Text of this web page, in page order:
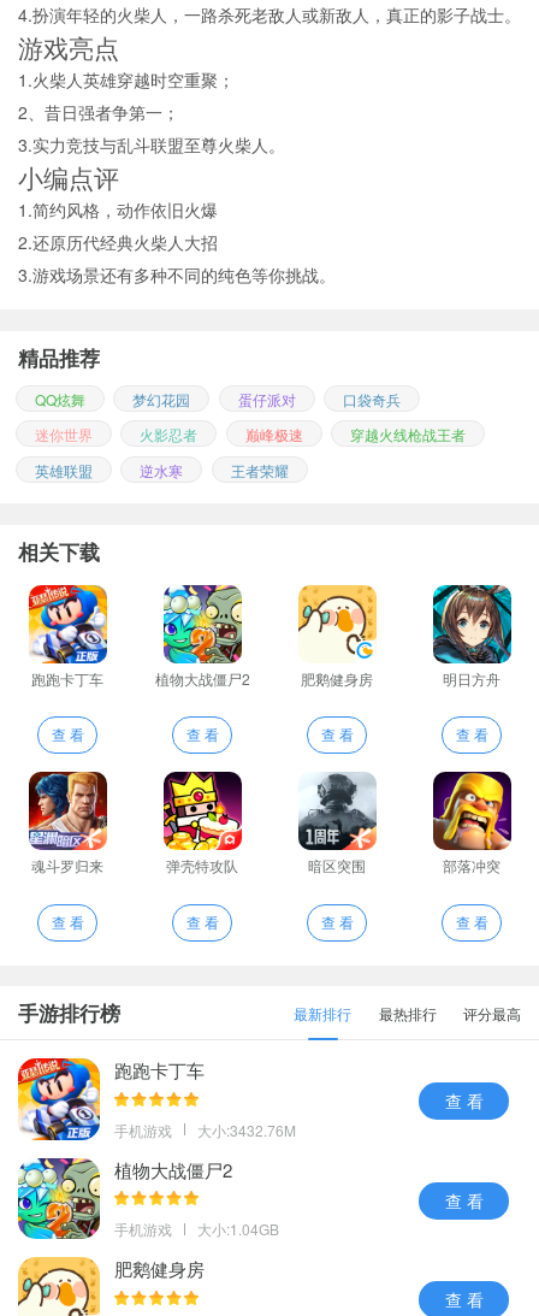
4.扮演年轻的火柴人，一路杀死老敌人或新敌人，真正的影子战士。
游戏亮点
1.火柴人英雄穿越时空重聚；
2、昔日强者争第一；
3.实力竞技与乱斗联盟至尊火柴人。
小编点评
1.简约风格，动作依旧火爆
2.还原历代经典火柴人大招
3.游戏场景还有多种不同的纯色等你挑战。
精品推荐
QQ炫舞 梦幻花园 蛋仔派对
口袋奇兵
迷你世界
火影忍者 巅峰极速
穿越火线枪战王者
英雄联盟
逆水寒 王者荣耀
相关下载
跑跑卡丁车
查 看
植物大战僵尸2
查 看
肥鹅健身房
查 看
明日方舟
查 看
魂斗罗归来
查 看
弹壳特攻队
查 看
暗区突围
查 看
部落冲突
查 看
手游排行榜 最新排行 最热排行 评分最高
跑跑卡丁车
手机游戏 大小:3432.76M
查 看
植物大战僵尸2
手机游戏 大小:1.04GB
查 看
肥鹅健身房
查 看